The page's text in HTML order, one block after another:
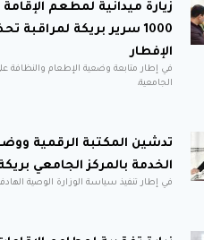
زيارة ميدانية لمطعم
1000 سرير بريكة لمراقبة
الإفطار
في إطار متابعة وضعية الإطعام والنظافة
الجامعية،
تدشين المكتبة الرقمية
الخدمة بالمركز الجامعي
في إطار تنفيذ سياسة الوزارة الوصية